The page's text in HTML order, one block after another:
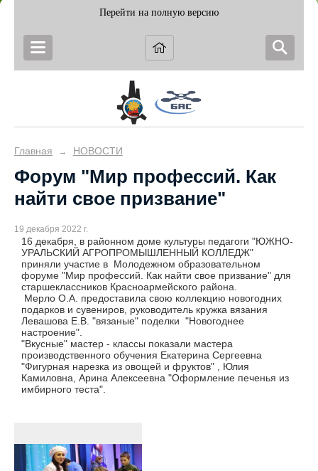
Перейти на полную версию
Главная → НОВОСТИ
Форум "Мир профессий. Как
найти свое призвание"
19 декабря 2022 г.
16 декабря, в районном доме культуры педагоги "ЮЖНО-
УРАЛЬСКИЙ АГРОПРОМЫШЛЕННЫЙ КОЛЛЕДЖ"
приняли участие в Молодежном образовательном
форуме "Мир профессий. Как найти свое призвание" для
старшеклассников Красноармейского района.
Мерло О.А. предоставила свою коллекцию новогодних
подарков и сувениров, руководитель кружка вязания
Левашова Е.В. "вязаные" поделки "Новогоднее
настроение".
"Вкусные" мастер - классы показали мастера
производственного обучения Екатерина Сергеевна
"Фигурная нарезка из овощей и фруктов" , Юлия
Камиловна, Арина Алексеевна "Оформление печенья из
имбирного теста".